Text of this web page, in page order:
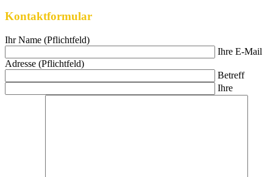
Kontaktformular
Ihr Name (Pflichtfeld)
Ihre E-Mail
Adresse (Pflichtfeld)
Betreff
Ihre